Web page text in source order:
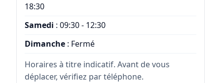
18:30
Samedi : 09:30 - 12:30
Dimanche: Fermé
Horaires à titre indicatif. Avant de vous
déplacer, vérifiez par téléphone.